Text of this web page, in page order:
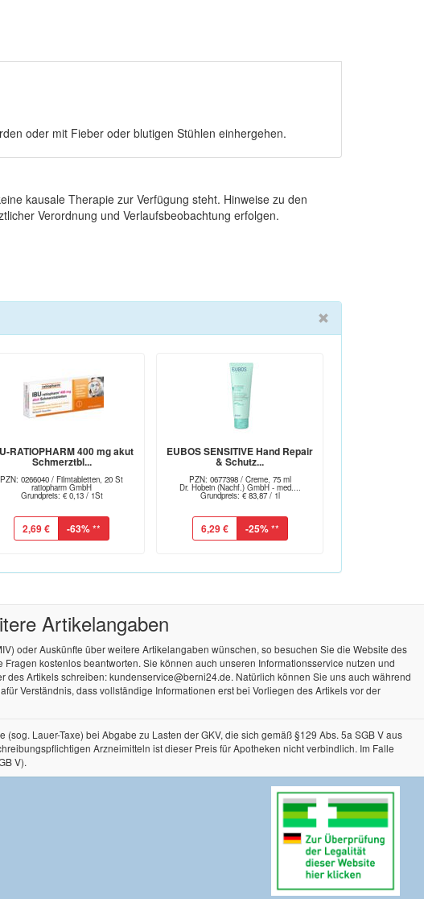
oder mit Fieber oder blutigen Stühlen einhergehen.
kausale Therapie zur Verfügung steht. Hinweise zu den
Verordnung und Verlaufsbeobachtung erfolgen.
RATIOPHARM 400 mg akut
Schmerztbl...
PZN: 0266040 / Filmtabletten, 20 St
ratiopharm GmbH
Grundpreis: € 0,13 / 1St
2,69 € -63%**
EUBOS SENSITIVE Hand Repair
& Schutz...
PZN: 0677398 / Creme, 75 ml
Dr. Hobein (Nachf.) GmbH - med....
Grundpreis: € 83,87 / 1l
6,29 € -25%**
Artikelangaben
oder Auskünfte über weitere Artikelangaben wünschen, so besuchen Sie die Website des
kostenlos beantworten. Sie können auch unseren Informationsservice nutzen und
Artikels schreiben: kundenservice@berni24.de. Natürlich können Sie uns auch während
Verständnis, dass vollständige Informationen erst bei Vorliegen des Artikels vor der
Lauer-Taxe) bei Abgabe zu Lasten der GKV, die sich gemäß §129 Abs. 5a SGB V aus
Arzneimitteln ist dieser Preis für Apotheken nicht verbindlich. Im Falle
V).